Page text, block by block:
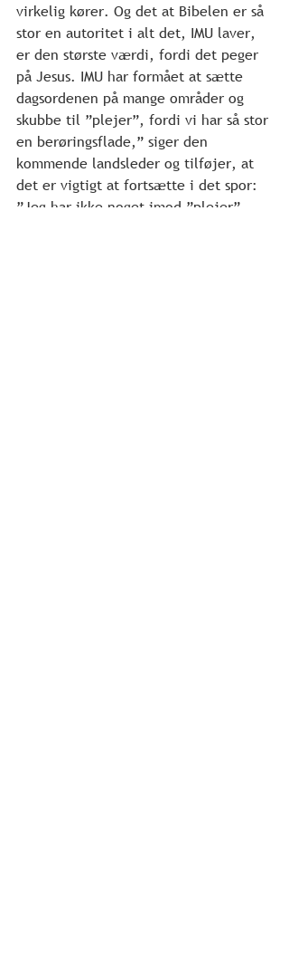
virkelig kører. Og det at Bibelen er så
stor en autoritet i alt det, IMU laver,
er den største værdi, fordi det peger
på Jesus. IMU har formået at sætte
dagsordenen på mange områder og
skubbe til ”plejer”, fordi vi har så stor
en berøringsflade,” siger den
kommende landsleder og tilføjer, at
det er vigtigt at fortsætte i det spor:
”Jeg har ikke noget imod ”plejer”,